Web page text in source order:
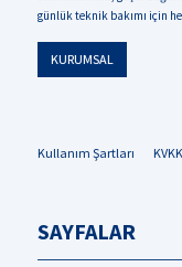
günlük teknik bakımı için
KURUMSAL
Kullanım Şartları
SAYFALAR